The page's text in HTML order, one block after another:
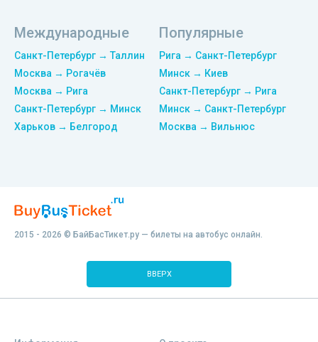
Международные
Санкт-Петербург → Таллин
Москва → Рогачёв
Москва → Рига
Санкт-Петербург → Минск
Харьков → Белгород
Популярные
Рига → Санкт-Петербург
Минск → Киев
Санкт-Петербург → Рига
Минск → Санкт-Петербург
Москва → Вильнюс
2015 - 2026 © БайБасТикет.ру — билеты на автобус онлайн.
ВВЕРХ